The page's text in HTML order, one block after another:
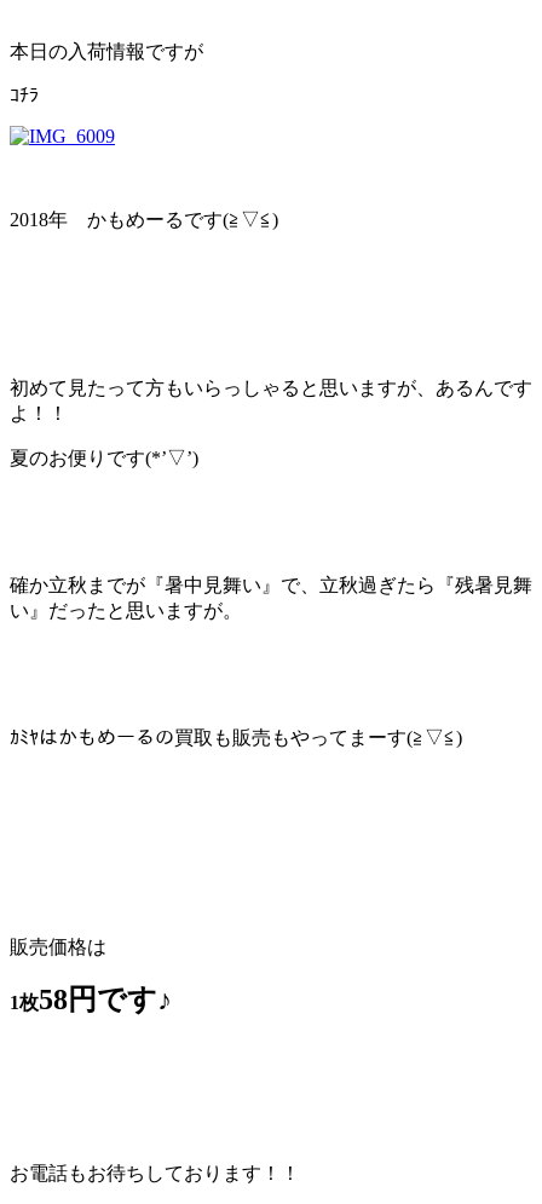
本日の入荷情報ですが
ｺﾁﾗ
2018年 かもめーるです(≧▽≦)
初めて見たって方もいらっしゃると思いますが、あるんです
よ！！
夏のお便りです(*’▽’)
確か立秋までが『暑中見舞い』で、立秋過ぎたら『残暑見舞
い』だったと思いますが。
ｶﾐﾔはかもめーるの買取も販売もやってまーす(≧▽≦)
販売価格は
1枚58円です♪
お電話もお待ちしております！！